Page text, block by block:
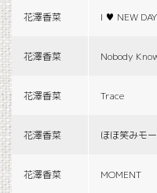
花澤香菜 I ♥ NEW
花澤香菜 Nobody
花澤香菜 Trace
花澤香菜 ほほ笑みモ
花澤香菜 MOMENT